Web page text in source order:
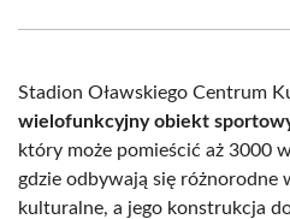
(Twitter)
Stadion Oławskiego Centrum
wielofunkcyjny obiekt
który może pomieścić aż 3000
gdzie odbywają się różnorodne
kulturalne, a jego konstrukcja